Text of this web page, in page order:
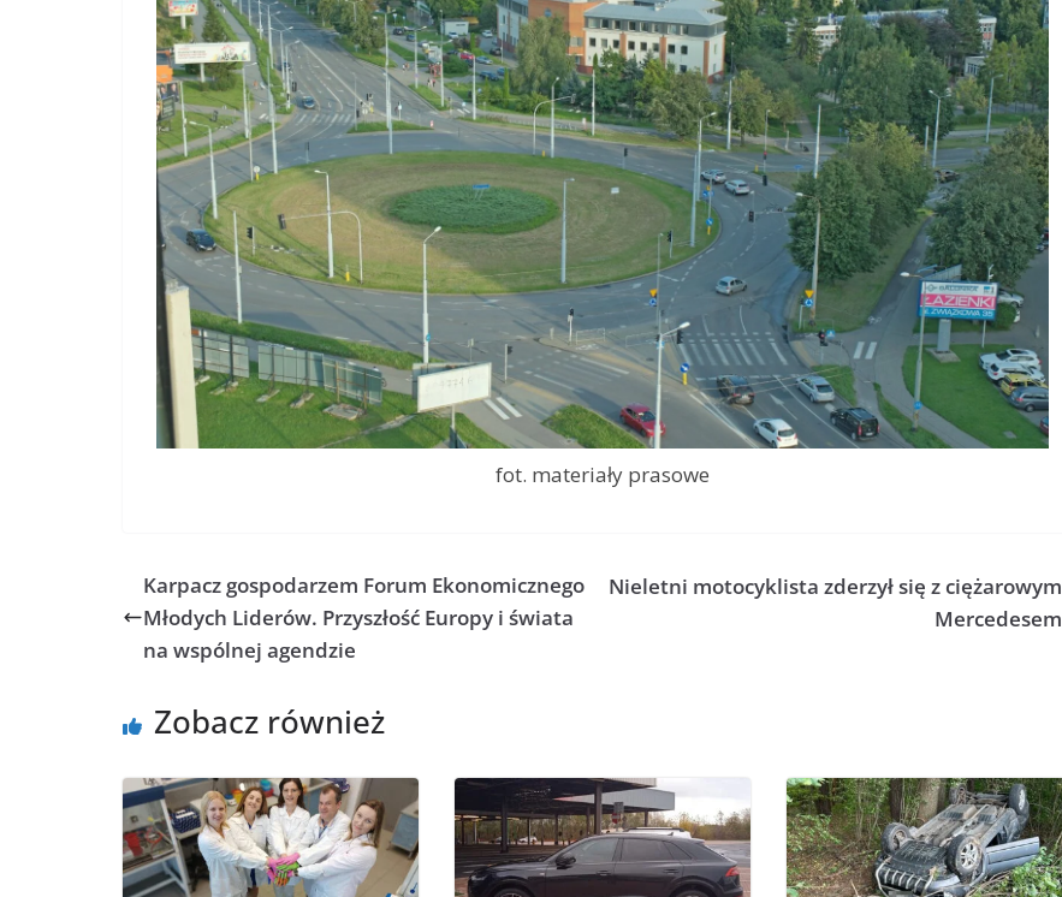
fot. materiały prasowe
Karpacz gospodarzem Forum Ekonomicznego
Młodych Liderów. Przyszłość Europy i świata
na wspólnej agendzie
Nieletni motocyklista zderzył się z ciężarowym
Mercedesem
Zobacz również